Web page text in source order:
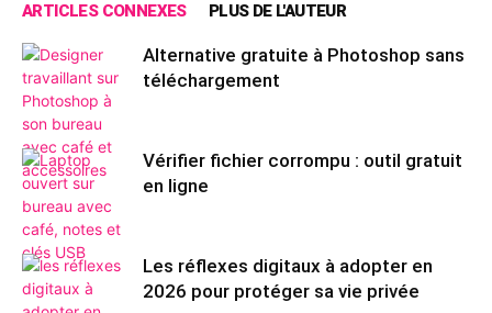
ARTICLES CONNEXES PLUS DE L'AUTEUR
Alternative gratuite à Photoshop sans
téléchargement
Vérifier fichier corrompu : outil gratuit
en ligne
Les réflexes digitaux à adopter en
2026 pour protéger sa vie privée